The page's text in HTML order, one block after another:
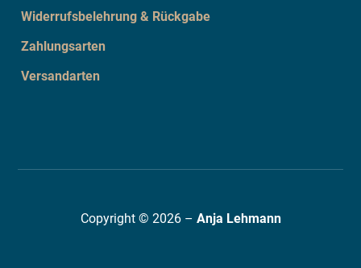
Widerrufsbelehrung & Rückgabe
Zahlungsarten
Versandarten
Copyright © 2026 – Anja Lehmann